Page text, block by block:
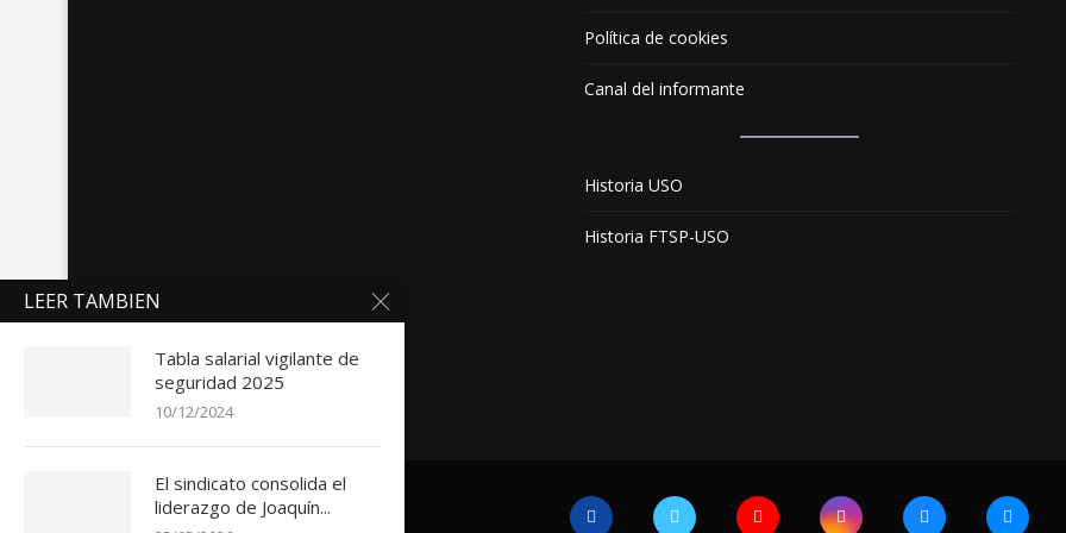
Política de cookies
Canal del informante
Historia USO
Historia FTSP-USO
LEER TAMBIEN
Tabla salarial vigilante de
seguridad 2025
10/12/2024
El sindicato consolida el
liderazgo de Joaquín...